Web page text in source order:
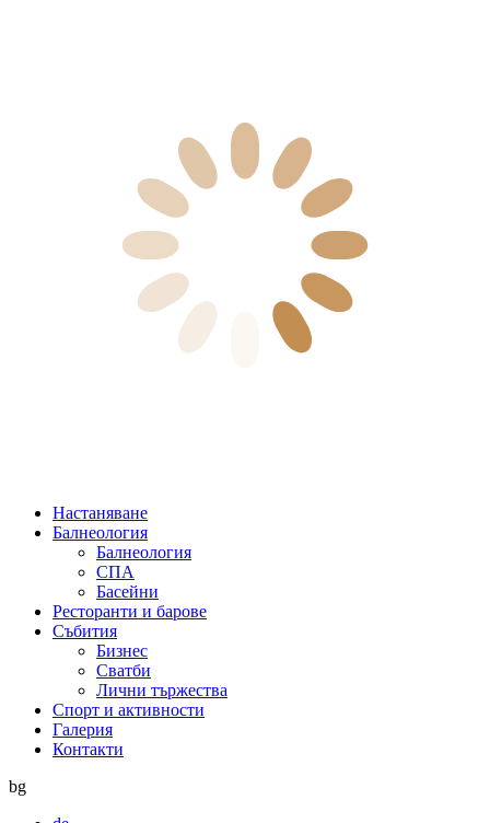
Настаняване
Балнеология
Балнеология
СПА
Басейни
Ресторанти и барове
Събития
Бизнес
Сватби
Лични тържества
Спорт и активности
Галерия
Контакти
bg